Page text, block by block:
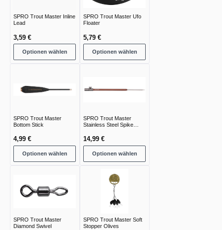
SPRO Trout Master Inline
Lead
3,59 €
Optionen wählen
SPRO Trout Master Ufo
Floater
5,79 €
Optionen wählen
SPRO Trout Master
Bottom Stick
4,99 €
Optionen wählen
SPRO Trout Master
Stainless Steel Spike
14,99 €
Optionen wählen
SPRO Trout Master
Diamond Swivel
SPRO Trout Master Soft
Stopper Olives